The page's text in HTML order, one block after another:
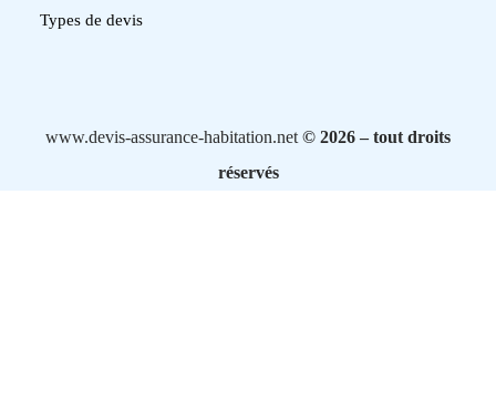
Types de devis
www.devis-assurance-habitation.net© 2026 – tout droits
réservés